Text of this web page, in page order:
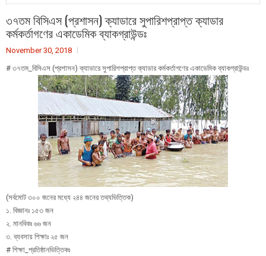
৩৭তম বিসিএস (প্রশাসন) ক্যাডারে সুপারিশপ্রাপ্ত ক্যাডার
কর্মকর্তাগণের একাডেমিক ব্যাকগ্রাউন্ডঃ
November 30, 2018
# ৩৭তম_বিসিএস (প্রশাসন) ক্যাডারে সুপারিশপ্রাপ্ত ক্যাডার কর্মকর্তাগণের একাডেমিক ব্যাকগ্রাউন্ডঃ
(সর্বমোট ৩০০ জনের মধ্যে ২৪৪ জনের তথ্যভিত্তিক)
১. বিজ্ঞানঃ ১৫৩ জন
২. মানবিকঃ ৬৬ জন
৩. ব্যবসায় শিক্ষাঃ ২৫ জন
# শিক্ষা_প্রতিষ্ঠানভিত্তিকঃ